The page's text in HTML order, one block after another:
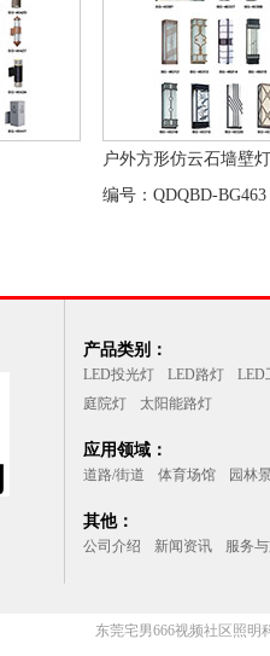
户外方形仿云石墙壁灯
编号：QDQBD-BG463
产品类别：
LED投光灯 LED路灯 LED
庭院灯
太阳能路灯
应用领域：
道路/街道 体育场馆 园林
其他：
公司介绍 新闻资讯 服务
东莞宅男666视频社区照明